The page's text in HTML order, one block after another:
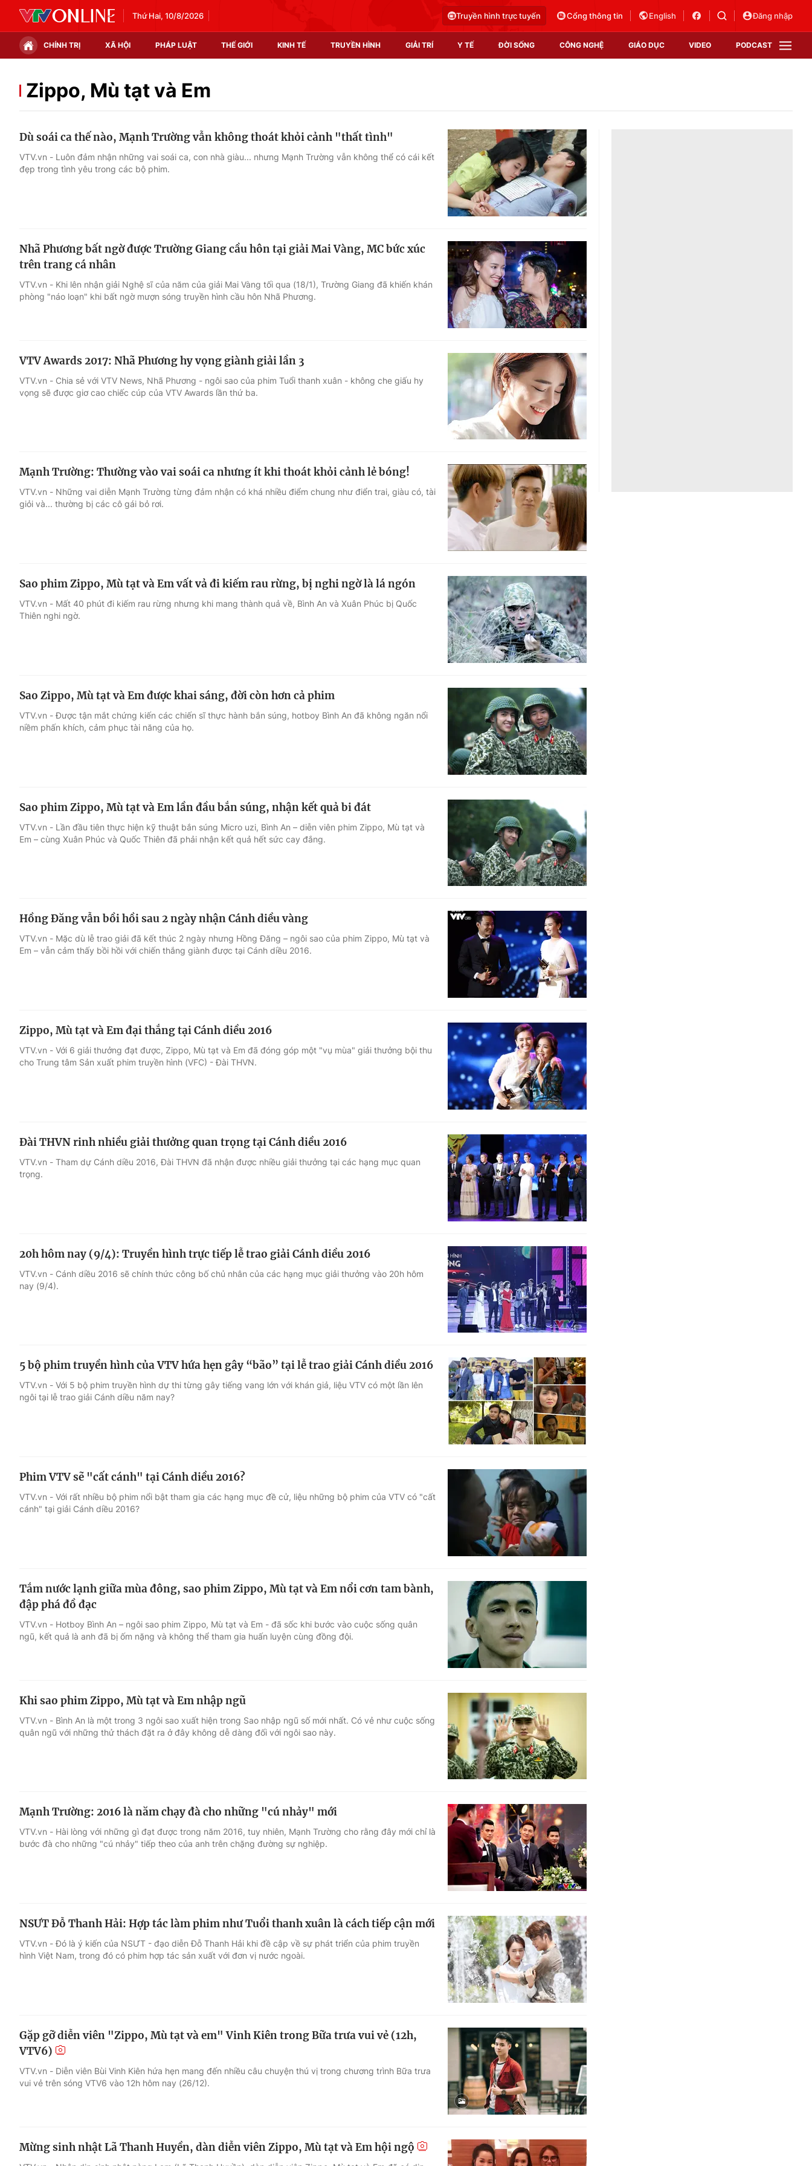
Thứ Hai, 10/8/2026 Truyền hình trực tuyến Cổng thông tin English Đăng nhập
CHÍNH TRỊ XÃ HỘI PHÁP LUẬT THẾ GIỚI KINH TẾ TRUYỀN HÌNH GIẢI TRÍ Y TẾ ĐỜI SỐNG CÔNG NGHỆ GIÁO DỤC VIDEO PODCAST
Chính trị Xã hội
Thế giới đó đây
Thị trường
Video
Shorts video
Podcast
EMagazine
Photo
Infographic
Góc ảnh
Âm nhạc
Sao
Du lịch
Làm đẹp
Chất lượng cuộc sống
Học trực tuyến
Công nghệ
Hitech Công nghệ tương lai
Sản phẩm
Thị trường
Tư vấn
VTV Sức khoẻ
Zippo, Mù tạt và Em
Dù soái ca thế nào, Mạnh Trường vẫn không thoát khỏi cảnh "thất tình"
VTV.vn - Luôn đảm nhận những vai soái ca, con nhà giàu... nhưng Mạnh Trường vẫn không thể có cái kết
đẹp trong tình yêu trong các bộ phim.
Nhã Phương bất ngờ được Trường Giang cầu hôn tại giải Mai Vàng, MC bức xúc
trên trang cá nhân
VTV.vn - Khi lên nhận giải Nghệ sĩ của năm của giải Mai Vàng tối qua (18/1), Trường Giang đã khiến khán
phòng "náo loạn" khi bất ngờ mượn sóng truyền hình cầu hôn Nhã Phương.
VTV Awards 2017: Nhã Phương hy vọng giành giải lần 3
VTV.vn - Chia sẻ với VTV News, Nhã Phương - ngôi sao của phim Tuổi thanh xuân - không che giấu hy
vọng sẽ được giơ cao chiếc cúp của VTV Awards lần thứ ba.
Mạnh Trường: Thường vào vai soái ca nhưng ít khi thoát khỏi cảnh lẻ bóng!
VTV.vn - Những vai diễn Mạnh Trường từng đảm nhận có khá nhiều điểm chung như điển trai, giàu có, tài
giỏi và... thường bị các cô gái bỏ rơi.
Sao phim Zippo, Mù tạt và Em vất vả đi kiếm rau rừng, bị nghi ngờ là lá ngón
VTV.vn - Mất 40 phút đi kiếm rau rừng nhưng khi mang thành quả về, Bình An và Xuân Phúc bị Quốc
Thiên nghi ngờ.
Sao Zippo, Mù tạt và Em được khai sáng, đời còn hơn cả phim
VTV.vn - Được tận mắt chứng kiến các chiến sĩ thực hành bắn súng, hotboy Bình An đã không ngăn nổi
niềm phấn khích, cảm phục tài năng của họ.
Sao phim Zippo, Mù tạt và Em lần đầu bắn súng, nhận kết quả bi đát
VTV.vn - Lần đầu tiên thực hiện kỹ thuật bắn súng Micro uzi, Bình An – diễn viên phim Zippo, Mù tạt và
Em – cùng Xuân Phúc và Quốc Thiên đã phải nhận kết quả hết sức cay đắng.
Hồng Đăng vẫn bồi hồi sau 2 ngày nhận Cánh diều vàng
VTV.vn - Mặc dù lễ trao giải đã kết thúc 2 ngày nhưng Hồng Đăng – ngôi sao của phim Zippo, Mù tạt và
Em – vẫn cảm thấy bồi hồi với chiến thắng giành được tại Cánh diều 2016.
Zippo, Mù tạt và Em đại thắng tại Cánh diều 2016
VTV.vn - Với 6 giải thưởng đạt được, Zippo, Mù tạt và Em đã đóng góp một "vụ mùa" giải thưởng bội thu
cho Trung tâm Sản xuất phim truyền hình (VFC) - Đài THVN.
Đài THVN rinh nhiều giải thưởng quan trọng tại Cánh diều 2016
VTV.vn - Tham dự Cánh diều 2016, Đài THVN đã nhận được nhiều giải thưởng tại các hạng mục quan
trọng.
20h hôm nay (9/4): Truyền hình trực tiếp lễ trao giải Cánh diều 2016
VTV.vn - Cánh diều 2016 sẽ chính thức công bố chủ nhân của các hạng mục giải thưởng vào 20h hôm
nay (9/4).
5 bộ phim truyền hình của VTV hứa hẹn gây “bão” tại lễ trao giải Cánh diều 2016
VTV.vn - Với 5 bộ phim truyền hình dự thi từng gây tiếng vang lớn với khán giả, liệu VTV có một lần lên
ngôi tại lễ trao giải Cánh diều năm nay?
Phim VTV sẽ "cất cánh" tại Cánh diều 2016?
VTV.vn - Với rất nhiều bộ phim nổi bật tham gia các hạng mục đề cử, liệu những bộ phim của VTV có "cất
cánh" tại giải Cánh diều 2016?
Tắm nước lạnh giữa mùa đông, sao phim Zippo, Mù tạt và Em nổi cơn tam bành,
đập phá đồ đạc
VTV.vn - Hotboy Bình An – ngôi sao phim Zippo, Mù tạt và Em - đã sốc khi bước vào cuộc sống quân
ngũ, kết quả là anh đã bị ốm nặng và không thể tham gia huấn luyện cùng đồng đội.
Khi sao phim Zippo, Mù tạt và Em nhập ngũ
VTV.vn - Bình An là một trong 3 ngôi sao xuất hiện trong Sao nhập ngũ số mới nhất. Có vẻ như cuộc sống
quân ngũ với những thử thách đặt ra ở đây không dễ dàng đối với ngôi sao này.
Mạnh Trường: 2016 là năm chạy đà cho những "cú nhảy" mới
VTV.vn - Hài lòng với những gì đạt được trong năm 2016, tuy nhiên, Mạnh Trường cho rằng đây mới chỉ là
bước đà cho những "cú nhảy" tiếp theo của anh trên chặng đường sự nghiệp.
NSƯT Đỗ Thanh Hải: Hợp tác làm phim như Tuổi thanh xuân là cách tiếp cận mới
VTV.vn - Đó là ý kiến của NSƯT - đạo diễn Đỗ Thanh Hải khi đề cập về sự phát triển của phim truyền
hình Việt Nam, trong đó có phim hợp tác sản xuất với đơn vị nước ngoài.
Gặp gỡ diễn viên "Zippo, Mù tạt và em" Vinh Kiên trong Bữa trưa vui vẻ (12h,
VTV6)
VTV.vn - Diễn viên Bùi Vinh Kiên hứa hẹn mang đến nhiều câu chuyện thú vị trong chương trình Bữa trưa
vui vẻ trên sóng VTV6 vào 12h hôm nay (26/12).
Mừng sinh nhật Lã Thanh Huyền, dàn diễn viên Zippo, Mù tạt và Em hội ngộ